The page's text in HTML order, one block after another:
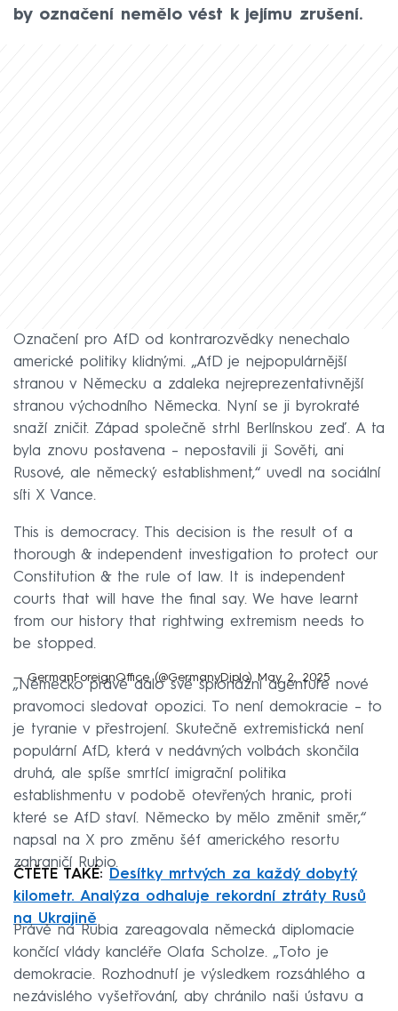
by označení nemělo vést k jejímu zrušení.
Označení pro AfD od kontrarozvědky nenechalo
americké politiky klidnými. „AfD je nejpopulárnější
stranou v Německu a zdaleka nejreprezentativnější
stranou východního Německa. Nyní se ji byrokraté
snaží zničit. Západ společně strhl Berlínskou zeď. A ta
byla znovu postavena – nepostavili ji Sověti, ani
Rusové, ale německý establishment,“ uvedl na sociální
síti X Vance.
This is democracy. This decision is the result of a
thorough & independent investigation to protect our
Constitution & the rule of law. It is independent
courts that will have the final say. We have learnt
from our history that rightwing extremism needs to
be stopped.
— GermanForeignOffice (@GermanyDiplo) May 2, 2025
„Německo právě dalo své špionážní agentuře nové
pravomoci sledovat opozici. To není demokracie – to
je tyranie v přestrojení. Skutečně extremistická není
populární AfD, která v nedávných volbách skončila
druhá, ale spíše smrtící imigrační politika
establishmentu v podobě otevřených hranic, proti
které se AfD staví. Německo by mělo změnit směr,“
napsal na X pro změnu šéf amerického resortu
zahraničí Rubio.
ČTĚTE TAKÉ:
Desítky mrtvých za každý dobytý
kilometr. Analýza odhaluje rekordní ztráty Rusů
na Ukrajině
Právě na Rubia zareagovala německá diplomacie
končící vlády kancléře Olafa Scholze. „Toto je
demokracie. Rozhodnutí je výsledkem rozsáhlého a
nezávislého vyšetřování, aby chránilo naši ústavu a